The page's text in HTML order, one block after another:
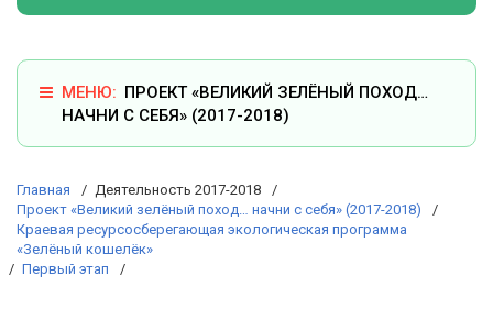
ПРОЕКТ «ВЕЛИКИЙ ЗЕЛЁНЫЙ ПОХОД…
НАЧНИ С СЕБЯ» (2017-2018)
Главная
Деятельность 2017-2018
Проект «Великий зелёный поход… начни с себя» (2017-2018)
Краевая ресурсосберегающая экологическая программа
«Зелёный кошелёк»
Первый этап